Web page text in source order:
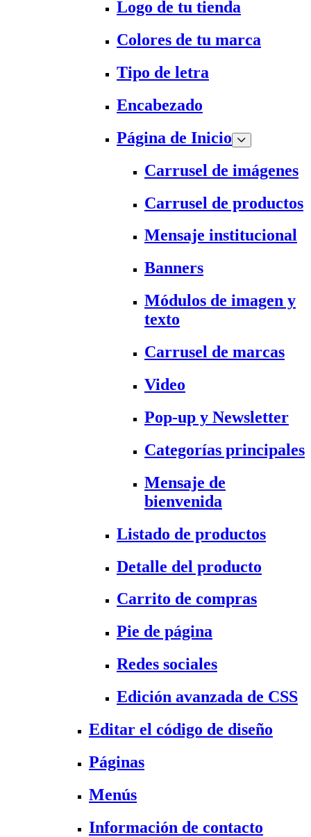
Logo de tu tienda
Colores de tu marca
Tipo de letra
Encabezado
Página de Inicio
Carrusel de imágenes
Carrusel de productos
Mensaje institucional
Banners
Módulos de imagen y
texto
Carrusel de marcas
Video
Pop-up y Newsletter
Categorías principales
Mensaje de
bienvenida
Listado de productos
Detalle del producto
Carrito de compras
Pie de página
Redes sociales
Edición avanzada de CSS
Editar el código de diseño
Páginas
Menús
Información de contacto